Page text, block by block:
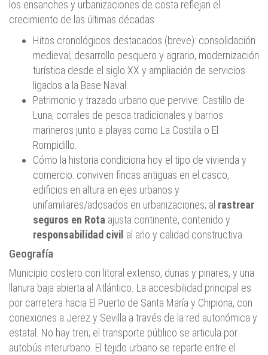
los ensanches y urbanizaciones de costa reflejan el
crecimiento de las últimas décadas.
Hitos cronológicos destacados (breve): consolidación
medieval, desarrollo pesquero y agrario, modernización
turística desde el siglo XX y ampliación de servicios
ligados a la Base Naval.
Patrimonio y trazado urbano que pervive: Castillo de
Luna, corrales de pesca tradicionales y barrios
marineros junto a playas como La Costilla o El
Rompidillo.
Cómo la historia condiciona hoy el tipo de vivienda y
comercio: conviven fincas antiguas en el casco,
edificios en altura en ejes urbanos y
unifamiliares/adosados en urbanizaciones; al rastrear
seguros en Rota ajusta continente, contenido y
responsabilidad civil al año y calidad constructiva.
Geografía
Municipio costero con litoral extenso, dunas y pinares, y una
llanura baja abierta al Atlántico. La accesibilidad principal es
por carretera hacia El Puerto de Santa María y Chipiona, con
conexiones a Jerez y Sevilla a través de la red autonómica y
estatal. No hay tren; el transporte público se articula por
autobús interurbano. El tejido urbano se reparte entre el